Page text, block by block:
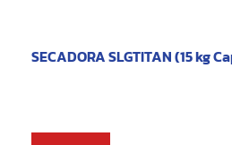
SECADORA SLGTITAN (15 kg